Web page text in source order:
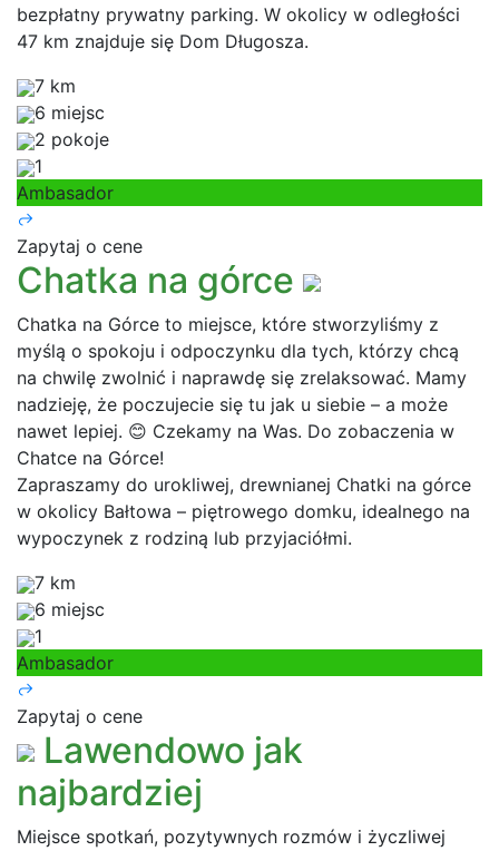
bezpłatny prywatny parking. W okolicy w odległości
47 km znajduje się Dom Długosza.
7 km
6 miejsc
2 pokoje
1
Ambasador
Zapytaj o cene
Chatka na górce
Chatka na Górce to miejsce, które stworzyliśmy z
myślą o spokoju i odpoczynku dla tych, którzy chcą
na chwilę zwolnić i naprawdę się zrelaksować. Mamy
nadzieję, że poczujecie się tu jak u siebie – a może
nawet lepiej. 😊 Czekamy na Was. Do zobaczenia w
Chatce na Górce!
Zapraszamy do urokliwej, drewnianej Chatki na górce
w okolicy Bałtowa – piętrowego domku, idealnego na
wypoczynek z rodziną lub przyjaciółmi.
7 km
6 miejsc
1
Ambasador
Zapytaj o cene
Lawendowo jak
najbardziej
Miejsce spotkań, pozytywnych rozmów i życzliwej